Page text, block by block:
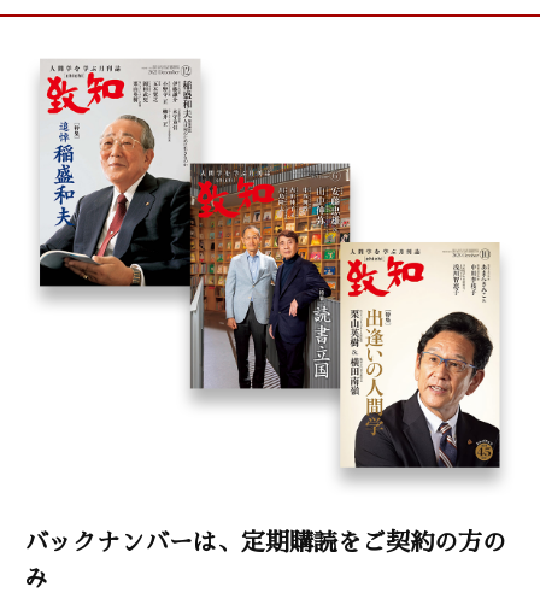
バックナンバーは、定期購読をご契約の方の
み